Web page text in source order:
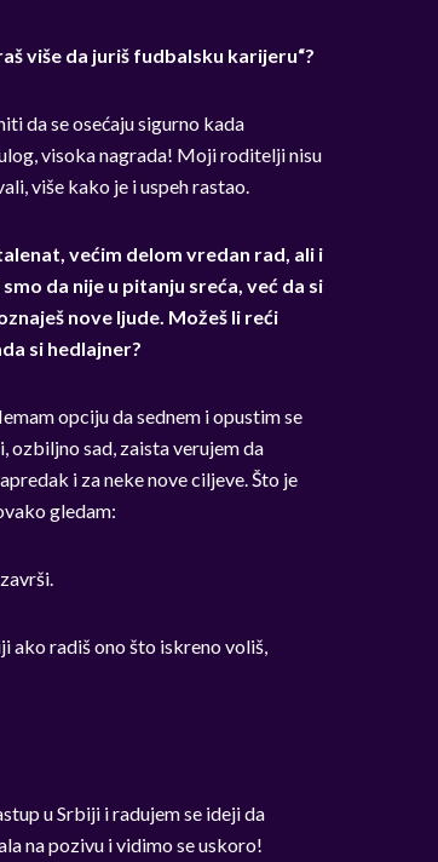
više da juriš fudbalsku karijeru“?
da se osećaju sigurno kada
visoka nagrada! Moji roditelji nisu
više kako je i uspeh rastao.
većim delom vredan rad, ali i
da nije u pitanju sreća, već da si
nove ljude. Možeš li reći
si hedlajner?
opciju da sednem i opustim se
ozbiljno sad, zaista verujem da
i za neke nove ciljeve. Što je
gledam:
ako radiš ono što iskreno voliš,
u Srbiji i radujem se ideji da
na pozivu i vidimo se uskoro!